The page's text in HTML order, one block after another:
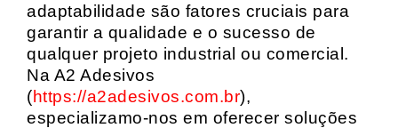
adaptabilidade são fatores cruciais para
garantir a qualidade e o sucesso de
qualquer projeto industrial ou comercial.
Na A2 Adesivos
(https://a2adesivos.com.br),
especializamo-nos em oferecer soluções